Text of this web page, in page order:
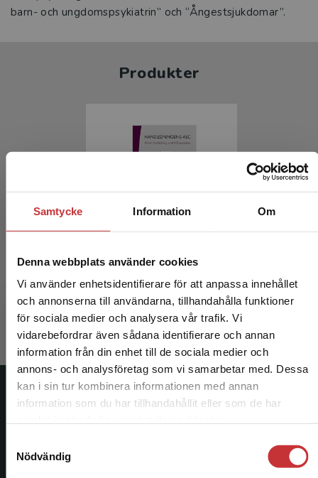
Samtycke Information Om
Denna webbplats använder cookies
Vi använder enhetsidentifierare för att anpassa innehållet
och annonserna till användarna, tillhandahålla funktioner
för sociala medier och analysera vår trafik. Vi
vidarebefordrar även sådana identifierare och annan
information från din enhet till de sociala medier och
annons- och analysföretag som vi samarbetar med. Dessa
kan i sin tur kombinera informationen med annan
information som du har tillhandahållit eller som de har
Nödvändig
Begränsad fraktregion
Det verkar som att du besöker studentlitteratur.se
via en enhet utanför Sverige. Vi erbjuder inte
leveranser utanför Sverige. För att kunna slutföra
ett köp måste leveransadressen vara i Sverige.
Läs
barn- och ungdomspsykiatrin” och “Ångestsjukdomar”.
Produkter
Breitholtz, Elisabeth (red.)
376 krinkl. moms
Exkl. moms: 355 kr
Studentlitteratur
ledande utbildningsförlag. Med läromedel, kurslitteratur,